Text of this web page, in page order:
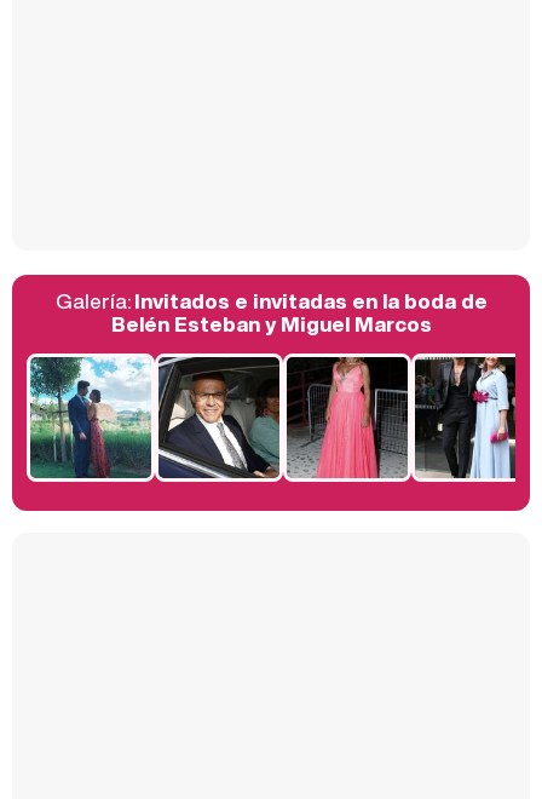
Manu Baqueiro: "Tuve como referente a Bruce Willis en 'Luz de Luna' para mi trabajo en la serie 'Perdiendo el juicio'"
Galería:Invitados e invitadas en la boda de
Belén Esteban y Miguel Marcos